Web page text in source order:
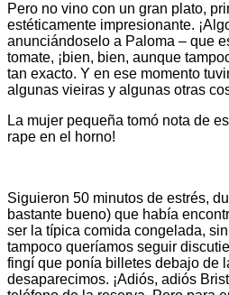
Pero no vino con un gran plato,
estéticamente impresionante.
anunciándoselo a Paloma – que
tomate, ¡bien, bien, aunque
tan exacto. Y en ese momento
algunas vieiras y algunas otras
La mujer pequeña tomó nota de
rape en el horno!
Siguieron 50 minutos de estrés,
bastante bueno) que había
ser la típica comida congelada,
tampoco queríamos seguir
fingí que ponía billetes debajo de
desaparecimos. ¡Adiós, adiós